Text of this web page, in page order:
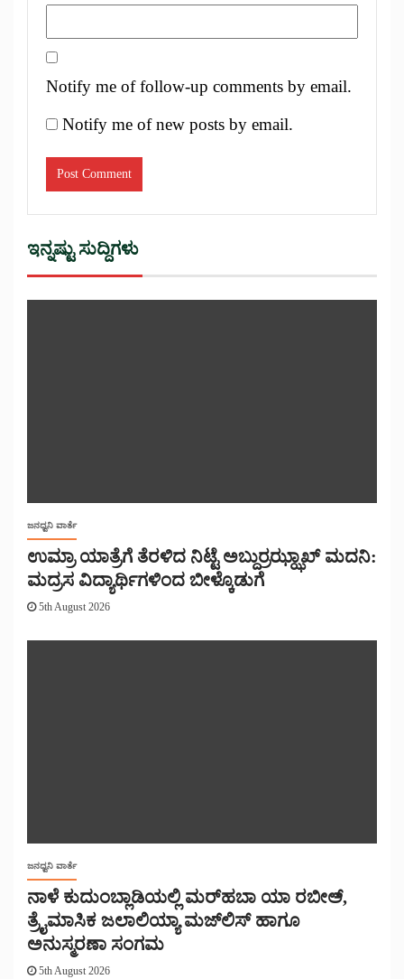
Notify me of follow-up comments by email.
Notify me of new posts by email.
ಇನ್ನಷ್ಟು ಸುದ್ದಿಗಳು
ಜನಧ್ವನಿ ವಾರ್ತೆ
ಉಮ್ರಾ ಯಾತ್ರೆಗೆ ತೆರಳಿದ ನಿಟ್ಟೆ ಅಬ್ದುರ್ರಝ್ಝಾಖ್ ಮದನಿ:
ಮದ್ರಸ ವಿದ್ಯಾರ್ಥಿಗಳಿಂದ ಬೀಳ್ಕೊಡುಗೆ
5th August 2026
ಜನಧ್ವನಿ ವಾರ್ತೆ
ನಾಳೆ ಕುದುಂಬ್ಲಾಡಿಯಲ್ಲಿ ಮರ್‌‌ಹಬಾ ಯಾ ರಬೀಅ್,
ತ್ರೈಮಾಸಿಕ ಜಲಾಲಿಯ್ಯಾ ಮಜ್‌‌ಲಿಸ್‌‌ ಹಾಗೂ
ಅನುಸ್ಮರಣಾ ಸಂಗಮ
5th August 2026